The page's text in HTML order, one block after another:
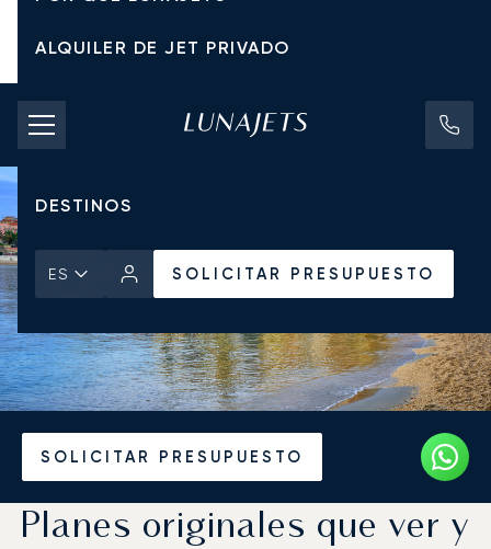
ALQUILER DE JET PRIVADO
TARIFAS DE CHÁRTER
JETS PRIVADOS
DESTINOS
ES SOLICITAR PRESUPUESTO
SOLICITAR PRESUPUESTO
Planes originales que ver y